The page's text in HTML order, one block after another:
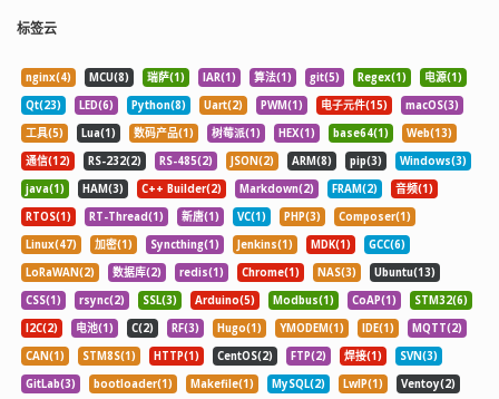
标签云
nginx(4) MCU(8) 瑞萨(1) IAR(1) 算法(1) git(5) Regex(1)
电源(1)
Qt(23)
LED(6) Python(8) Uart(2) PWM(1) 电子元件(15)
macOS(3)
工具(5)
Lua(1) 数码产品(1) 树莓派(1) HEX(1) base64(1)
Web(13)
通信(12)
RS-232(2) RS-485(2) JSON(2) ARM(8) pip(3)
Windows(3)
java(1)
HAM(3) C++ Builder(2) Markdown(2) FRAM(2)
音频(1)
RTOS(1)
RT-Thread(1) 新唐(1) VC(1) PHP(3)
Composer(1)
Linux(47)
加密(1) Syncthing(1) Jenkins(1) MDK(1)
GCC(6)
LoRaWAN(2)
数据库(2) redis(1) Chrome(1) NAS(3)
Ubuntu(13)
CSS(1)
rsync(2) SSL(3) Arduino(5) Modbus(1) CoAP(1)
STM32(6)
I2C(2)
电池(1) C(2) RF(3) Hugo(1) YMODEM(1) IDE(1)
MQTT(2)
CAN(1)
STM8S(1) HTTP(1) CentOS(2) FTP(2) 焊接(1)
SVN(3)
GitLab(3)
bootloader(1) Makefile(1) MySQL(2) LwIP(1)
Ventoy(2)